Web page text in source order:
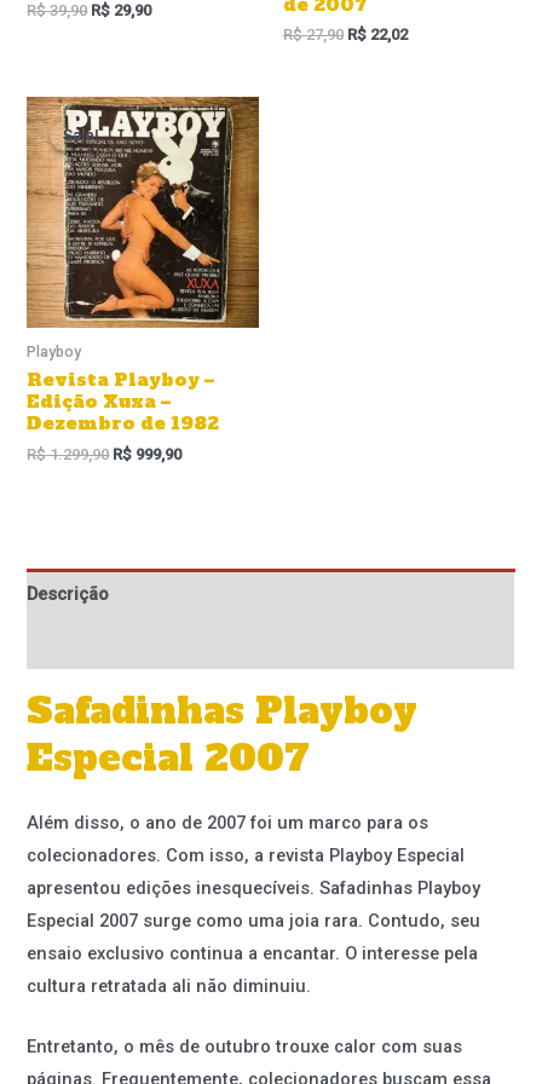
R$39,90 R$ 29,90
R$27,90 R$ 22,02
Sale!
Sale!
Playboy
Revista Playboy –
Edição Xuxa –
Dezembro de 1982
R$1.299,90
O
preço
original
era:
R$ 1.299,90.
R$ 999,90
O
preço
atual
é:
R$ 999,90.
Descrição
Safadinhas Playboy
Especial 2007
Além disso, o ano de 2007 foi um marco para os
colecionadores. Com isso, a revista Playboy Especial
apresentou edições inesquecíveis. Safadinhas Playboy
Especial 2007 surge como uma joia rara. Contudo, seu
ensaio exclusivo continua a encantar. O interesse pela
cultura retratada ali não diminuiu.
Entretanto, o mês de outubro trouxe calor com suas
páginas. Frequentemente, colecionadores buscam essa